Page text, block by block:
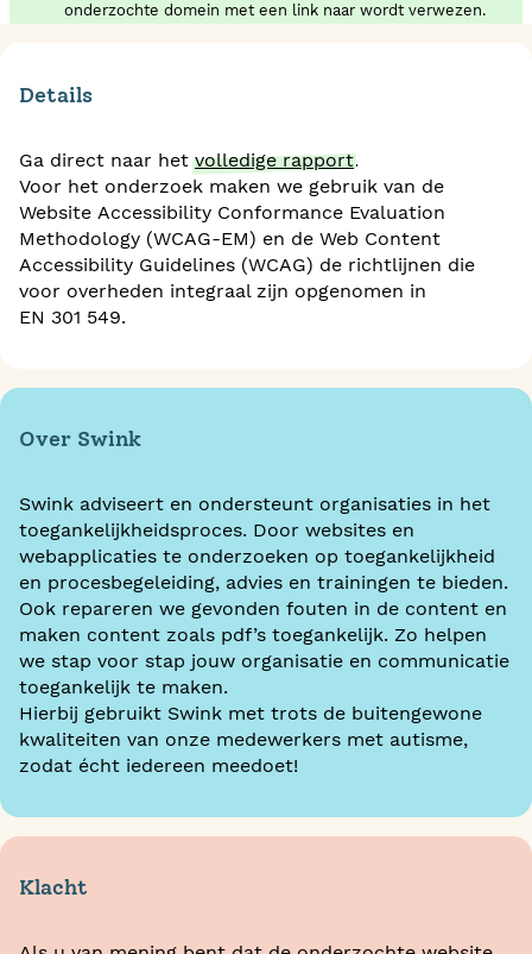
onderzochte domein met een link naar wordt verwezen.
Details
Ga direct naar hetvolledige rapport.
Voor het onderzoek maken we gebruik van de
Website Accessibility Conformance Evaluation
Methodology (WCAG-EM) en de Web Content
Accessibility Guidelines (WCAG) de richtlijnen die
voor overheden integraal zijn opgenomen in
EN 301 549.
Over Swink
Swink adviseert en ondersteunt organisaties in het
toegankelijkheidsproces. Door websites en
webapplicaties te onderzoeken op toegankelijkheid
en procesbegeleiding, advies en trainingen te bieden.
Ook repareren we gevonden fouten in de content en
maken content zoals pdf’s toegankelijk. Zo helpen
we stap voor stap jouw organisatie en communicatie
toegankelijk te maken.
Hierbij gebruikt Swink met trots de buitengewone
kwaliteiten van onze medewerkers met autisme,
zodat écht iedereen meedoet!
Klacht